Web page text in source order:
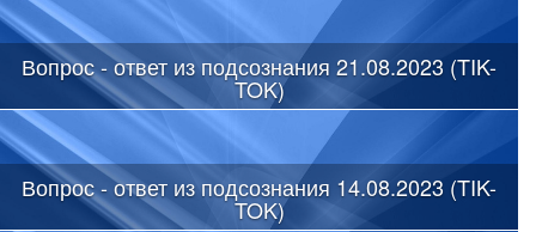
Вопрос - ответ из подсознания 21.08.2023 (TIK-
TOK)
Вопрос - ответ из подсознания 14.08.2023 (TIK-
TOK)